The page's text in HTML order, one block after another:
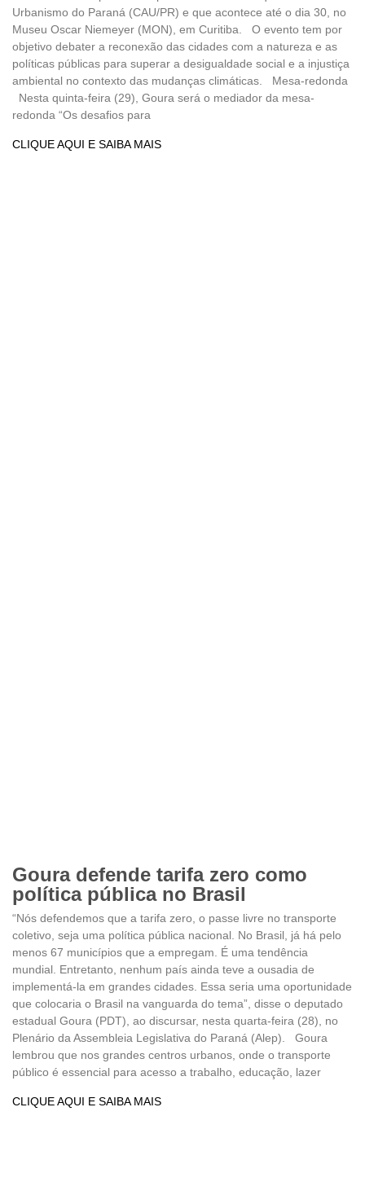
Urbanismo do Paraná (CAU/PR) e que acontece até o dia 30, no
Museu Oscar Niemeyer (MON), em Curitiba. O evento tem por
objetivo debater a reconexão das cidades com a natureza e as
políticas públicas para superar a desigualdade social e a injustiça
ambiental no contexto das mudanças climáticas. Mesa-redonda
Nesta quinta-feira (29), Goura será o mediador da mesa-
redonda “Os desafios para
CLIQUE AQUI E SAIBA MAIS
Goura defende tarifa zero como
política pública no Brasil
“Nós defendemos que a tarifa zero, o passe livre no transporte
coletivo, seja uma política pública nacional. No Brasil, já há pelo
menos 67 municípios que a empregam. É uma tendência
mundial. Entretanto, nenhum país ainda teve a ousadia de
implementá-la em grandes cidades. Essa seria uma oportunidade
que colocaria o Brasil na vanguarda do tema”, disse o deputado
estadual Goura (PDT), ao discursar, nesta quarta-feira (28), no
Plenário da Assembleia Legislativa do Paraná (Alep). Goura
lembrou que nos grandes centros urbanos, onde o transporte
público é essencial para acesso a trabalho, educação, lazer
CLIQUE AQUI E SAIBA MAIS